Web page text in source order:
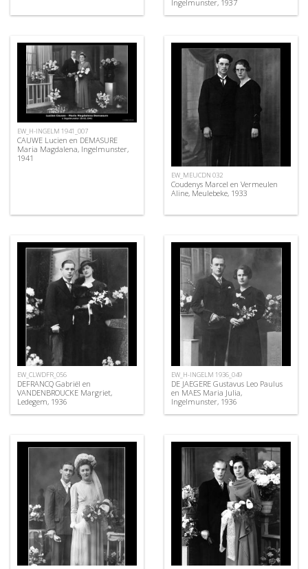
Ingelmunster, 1937
EW_H-INGELM 1941_007
CAUWE Lucien en DEMASURE
Maria Magdalena, Ingelmunster,
1941
EW_MEUCDN 032
Coudenys Marcel en Vermeulen
Aline, Meulebeke, 1933
EW_CLWDFR_056
DEFRANCQ Gabriël en
VANDENBROUCKE Margriet,
Ledegem, 1936
EW_H-INGELM 1936_049
DE JAEGERE Gustavus Leo Paulus
en MAES Maria Julia,
Ingelmunster, 1936